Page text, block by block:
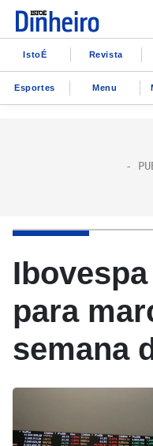
IstoÉ Revista
Esportes Menu
para
semana